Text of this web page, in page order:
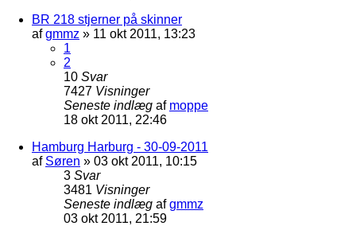
BR 218 stjerner på skinner
afgmmz » 11 okt 2011, 13:23
1
2
10 Svar
7427 Visninger
Seneste indlæg af moppe
18 okt 2011, 22:46
Hamburg Harburg - 30-09-2011
af Søren » 03 okt 2011, 10:15
3 Svar
3481 Visninger
Seneste indlæg afgmmz
03 okt 2011, 21:59